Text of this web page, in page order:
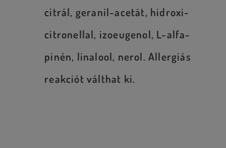
citrál, geranil-acetát, hidroxi-
citronellal, izoeugenol, L-alfa-
pinén, linalool, nerol. Allergiás
reakciót válthat ki.